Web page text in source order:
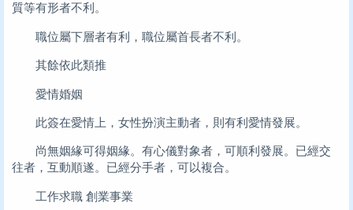
質等有形者不利。
職位屬下層者有利，職位屬首長者不利。
其餘依此類推
愛情婚姻
此簽在愛情上，女性扮演主動者，則有利愛情發展。
尚無姻緣可得姻緣。有心儀對象者，可順利發展。已經交
往者，互動順遂。已經分手者，可以複合。
工作求職 創業事業